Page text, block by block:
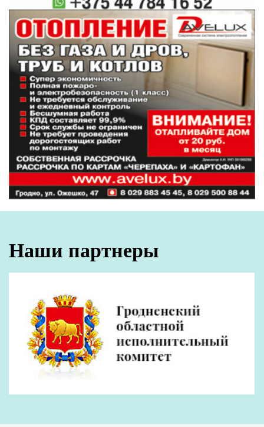
Наши партнеры